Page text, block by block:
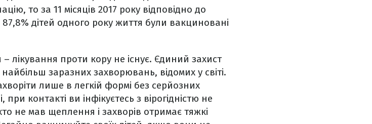
то за 11 місяців 2017 року відповідно до
дітей одного року життя були вакциновані
лікування проти кору не існує. Єдиний захист
заразних захворювань, відомих у світі.
лише в легкій формі без серйозних
контакті ви інфікуєтесь з вірогідністю не
не мав щеплення і захворів отримає тяжкі